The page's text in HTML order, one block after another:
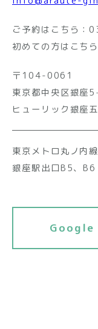
ご予約はこちら：
初めての方はこち
〒104-0061
東京都中央区銀座
ヒューリック銀座
東京メトロ丸ノ内
銀座駅出口B5、
Google